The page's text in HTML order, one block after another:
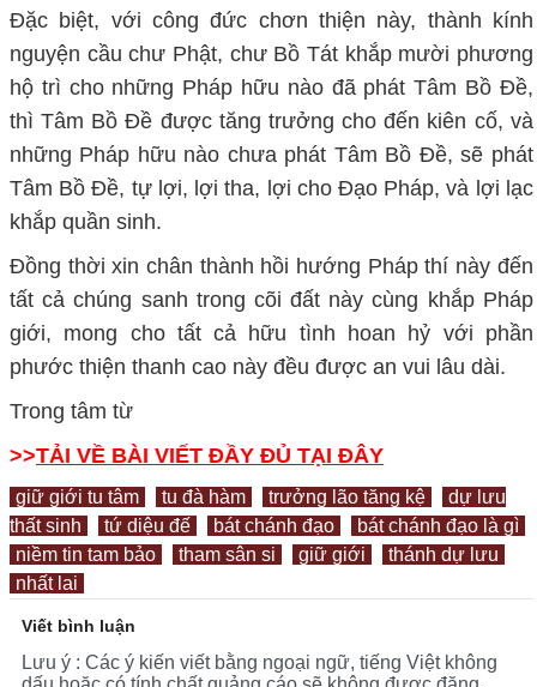
Đặc biệt, với công đức chơn thiện này, thành kính
nguyện cầu chư Phật, chư Bồ Tát khắp mười phương
hộ trì cho những Pháp hữu nào đã phát Tâm Bồ Đề,
thì Tâm Bồ Đề được tăng trưởng cho đến kiên cố, và
những Pháp hữu nào chưa phát Tâm Bồ Đề, sẽ phát
Tâm Bồ Đề, tự lợi, lợi tha, lợi cho Đạo Pháp, và lợi lạc
khắp quần sinh.
Đồng thời xin chân thành hồi hướng Pháp thí này đến
tất cả chúng sanh trong cõi đất này cùng khắp Pháp
giới, mong cho tất cả hữu tình hoan hỷ với phần
phước thiện thanh cao này đều được an vui lâu dài.
Trong tâm từ
>>TẢI VỀ BÀI VIẾT ĐẦY ĐỦ TẠI ĐÂY
giữ giới tu tâm tu đà hàm trưởng lão tăng kệ
dự lưu
thất sinh
tứ diệu đế bát chánh đạo
bát chánh đạo là gì
niềm tin tam bảo
tham sân si giữ giới
thánh dự lưu
nhất lai
Viết bình luận
Lưu ý : Các ý kiến viết bằng ngoại ngữ, tiếng Việt không